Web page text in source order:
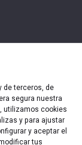
de terceros, de
segura nuestra
utilizamos cookies
y para ajustar
y aceptar el
tus